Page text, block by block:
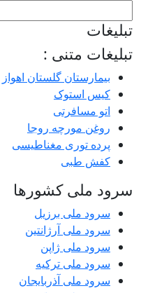
برای:
تبلیغات
تبلیغات متنی :
بیمارستان گلستان اهواز
کیس استوک
اتو مسافرتی
روغن مورچه روجا
پرده توری مغناطیسی
کفش طبی
سرود ملی کشورها
سرود ملی برزیل
سرود ملی آرژانتین
سرود ملی ژاپن
سرود ملی ترکیه
سرود ملی آذربایجان